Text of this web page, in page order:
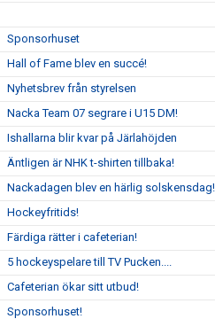
Sponsorhuset
Hall of Fame blev en succé!
Nyhetsbrev från styrelsen
Nacka Team 07 segrare i U15 DM!
Ishallarna blir kvar på Järlahöjden
Äntligen är NHK t-shirten tillbaka!
Nackadagen blev en härlig solskensdag!
Hockeyfritids!
Färdiga rätter i cafeterian!
5 hockeyspelare till TV Pucken....
Cafeterian ökar sitt utbud!
Sponsorhuset!